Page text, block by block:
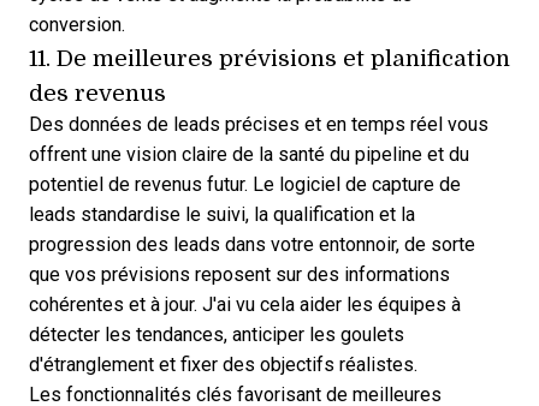
conversion.
11. De meilleures prévisions et planification
des revenus
Des données de leads précises et en temps réel vous
offrent une vision claire de la santé du pipeline et du
potentiel de revenus futur. Le logiciel de capture de
leads standardise le suivi, la qualification et la
progression des leads dans votre entonnoir, de sorte
que vos prévisions reposent sur des informations
cohérentes et à jour. J'ai vu cela aider les équipes à
détecter les tendances, anticiper les goulets
d'étranglement et fixer des objectifs réalistes.
Les fonctionnalités clés favorisant de meilleures